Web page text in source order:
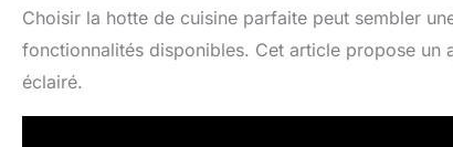
Choisir la hotte de cuisine parfaite peut sembler
fonctionnalités disponibles. Cet article propose
éclairé.